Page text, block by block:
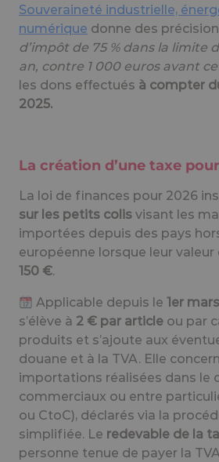
Souveraineté industrielle,
numérique donne des
d’impôt de 75 % dans la limite
an, contre 1 000 euros avant
les dons effectués à compter
2025.
La création d’une taxe
La loi de finances pour 2026
sur les petits colis visant les
importées depuis des pays
européenne lorsque leur valeur
150 €.
Applicable depuis le1er
s’élève à 2 € par article ou par
produits et s’ajoute aux
douane et à la TVA. Elle
importations réalisées dans le
commerciaux ou entre
ou CtoC), déclarés via la
simplifiée. Le redevable de la
personne tenue de payer la